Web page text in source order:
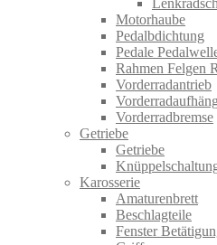
Motorhaube
Pedalbdichtung
Pedale
Rahmen Felgen
Vorderradantrieb
Vorderradbremse
Getriebe
Getriebe
Karosserie
Amaturenbrett
Beschlagteile
Fenster